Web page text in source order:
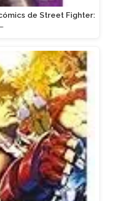
de Street Fighter:
…